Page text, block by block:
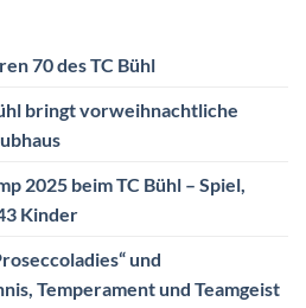
70 des TC Bühl
bringt vorweihnachtliche
2025 beim TC Bühl – Spiel,
Kinder
und
Temperament und Teamgeist